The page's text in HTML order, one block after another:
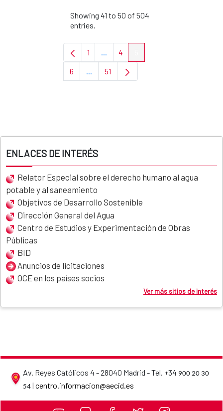
Showing 41 to 50 of 504
entries.
Page
1 ...Intermediate Pages Use TAB to
Page
4
Page
6 ...Intermediate Pages Use TAB to
Page
51
ENLACES DE INTERÉS
Relator Especial sobre el derecho humano al agua
potable y al saneamiento
Objetivos de Desarrollo Sostenible
Dirección General del Agua
Centro de Estudios y Experimentación de Obras
Públicas
BID
Anuncios de licitaciones
OCE en los países socios
Ver más sitios de interés
Av. Reyes Católicos 4 - 28040 Madrid - Tel. +34 900 20 30
54 | centro.informacion@aecid.esAECID contact details